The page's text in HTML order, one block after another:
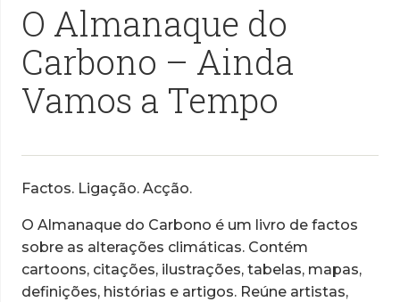
O Almanaque do
Carbono – Ainda
Vamos a Tempo
Factos. Ligação. Acção.
O Almanaque do Carbono é um livro de factos
sobre as alterações climáticas. Contém
cartoons, citações, ilustrações, tabelas, mapas,
definições, histórias e artigos. Reúne artistas,